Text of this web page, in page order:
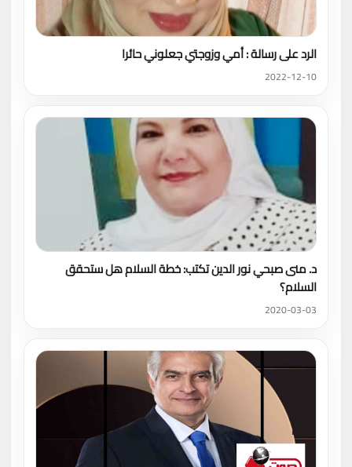
الرد على رسالة : أمي وزوجتي جعلوني حائرا
2022-12-10
د. منى صبحي نور الدين تكتب: خطة السلام هل ستحقق
السلام؟
2020-03-03